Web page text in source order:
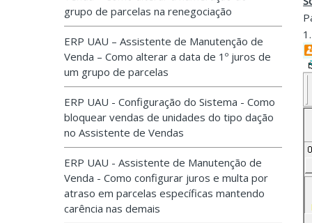
grupo de parcelas na renegociação
ERP UAU – Assistente de Manutenção de
Venda – Como alterar a data de 1º juros de
um grupo de parcelas
ERP UAU - Configuração do Sistema - Como
bloquear vendas de unidades do tipo dação
no Assistente de Vendas
ERP UAU - Assistente de Manutenção de
Venda - Como configurar juros e multa por
atraso em parcelas específicas mantendo
carência nas demais